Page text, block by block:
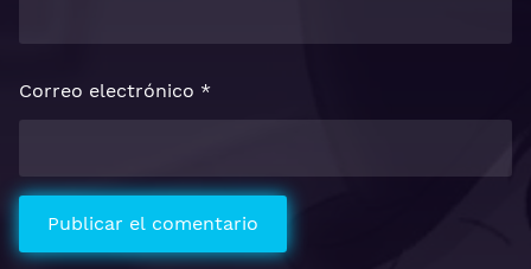
Correo electrónico *